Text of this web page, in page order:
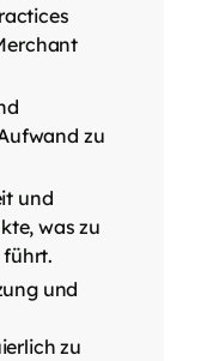
zu
und
was zu
führt.
und
zu